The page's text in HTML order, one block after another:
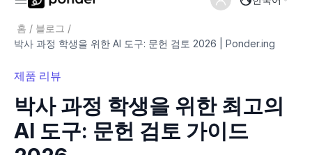
홈 / 블로그 /
박사 과정 학생을 위한 AI 도구: 문헌 검토 2026 | Ponder.ing
제품 리뷰
박사 과정 학생을 위한 최고의
AI 도구: 문헌 검토 가이드